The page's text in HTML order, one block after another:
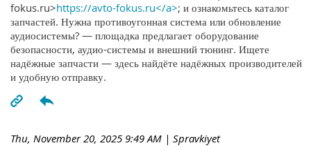
fokus.ru>https://avto-fokus.ru</a>; и ознакомьтесь каталог
запчастей. Нужна противоугонная система или обновление
аудиосистемы? — площадка предлагает оборудование
безопасности, аудио-системы и внешний тюнинг. Ищете
надёжные запчасти — здесь найдёте надёжных производителей
и удобную отправку.
Thu, November 20, 2025 9:49 AM | Spravkiyet